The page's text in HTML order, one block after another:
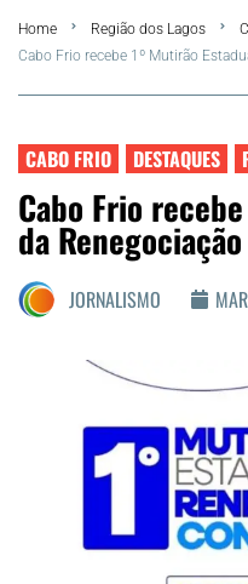
FLA Araru 2026
Região dos Lagos
Agenda Cultural
Colunistas
Matérias Exclusivas
Home Região dos Lagos
Cabo Frio recebe 1º Mutirão
CABO FRIO DESTAQUES
Cabo Frio
da
JORNALISMO